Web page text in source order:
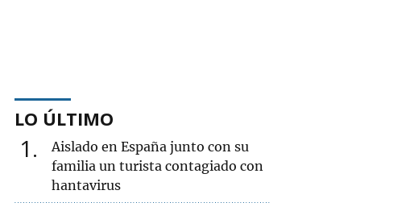
LO ÚLTIMO
1
Aislado en España junto con su
familia un turista contagiado con
hantavirus